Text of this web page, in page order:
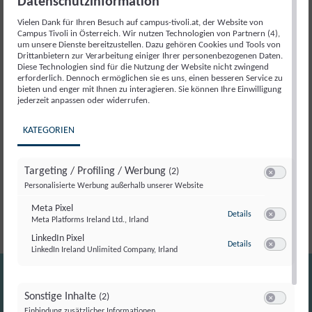
Für
uns
in
der
Regierung
mit
Menge
Artikelnummer:18028 Kategorie:Veranstaltung
Beschreibung
Beschreibung
Der Campus Tivoli lädt gemeinsam mit der Jungen
Volkspartei zu einem besonderen politischen Abend ein.
Vielen Dank für Ihren Besuch auf campus-tivoli.at, der Website von
Campus Tivoli in Österreich. Wir nutzen Technologien von Partnern (4),
um unsere Dienste bereitzustellen. Dazu gehören Cookies und Tools von
Drittanbietern zur Verarbeitung einiger Ihrer personenbezogenen Daten.
Diese Technologien sind für die Nutzung der Website nicht zwingend
erforderlich. Dennoch ermöglichen sie es uns, einen besseren Service zu
bieten und enger mit Ihnen zu interagieren. Sie können Ihre Einwilligung
jederzeit anpassen oder widerrufen.
KATEGORIEN
Targeting / Profiling / Werbung (2)
Personalisierte Werbung außerhalb unserer Website
Meta Pixel
Meta Platforms Ireland Ltd., Irland
Details zu Meta Pixel
LinkedIn Pixel
LinkedIn Ireland Unlimited Company, Irland
Details zu LinkedIn Pixel
Switch
Sonstige Inhalte (2)